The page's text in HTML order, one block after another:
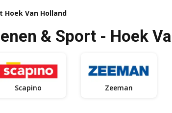
Hoek Van Holland
& Sport - Hoek
Scapino Zeeman